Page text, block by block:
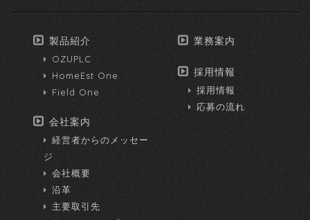
製品紹介
OZUPLC
HomeEst One
Field One
会社案内
経営者からのメッセー
ジ
会社概要
沿革
主要取引先
業務案内
採用情報
採用情報
応募の流れ